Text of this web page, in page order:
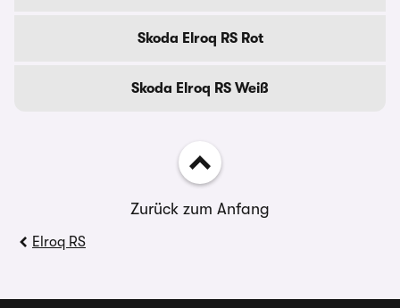
Skoda Elroq RS Rot
Skoda Elroq RS Weiß
Zurück zum Anfang
Elroq RS